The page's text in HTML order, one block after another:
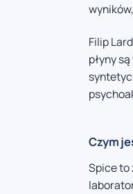
Filip
płyny
Czym
Spice to